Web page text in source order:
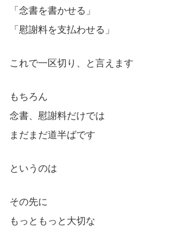
「念書を書かせる」
「慰謝料を支払わせる」
これで一区切り、と言えます
もちろん
念書、慰謝料だけでは
まだまだ道半ばです
というのは
その先に
もっともっと大切な